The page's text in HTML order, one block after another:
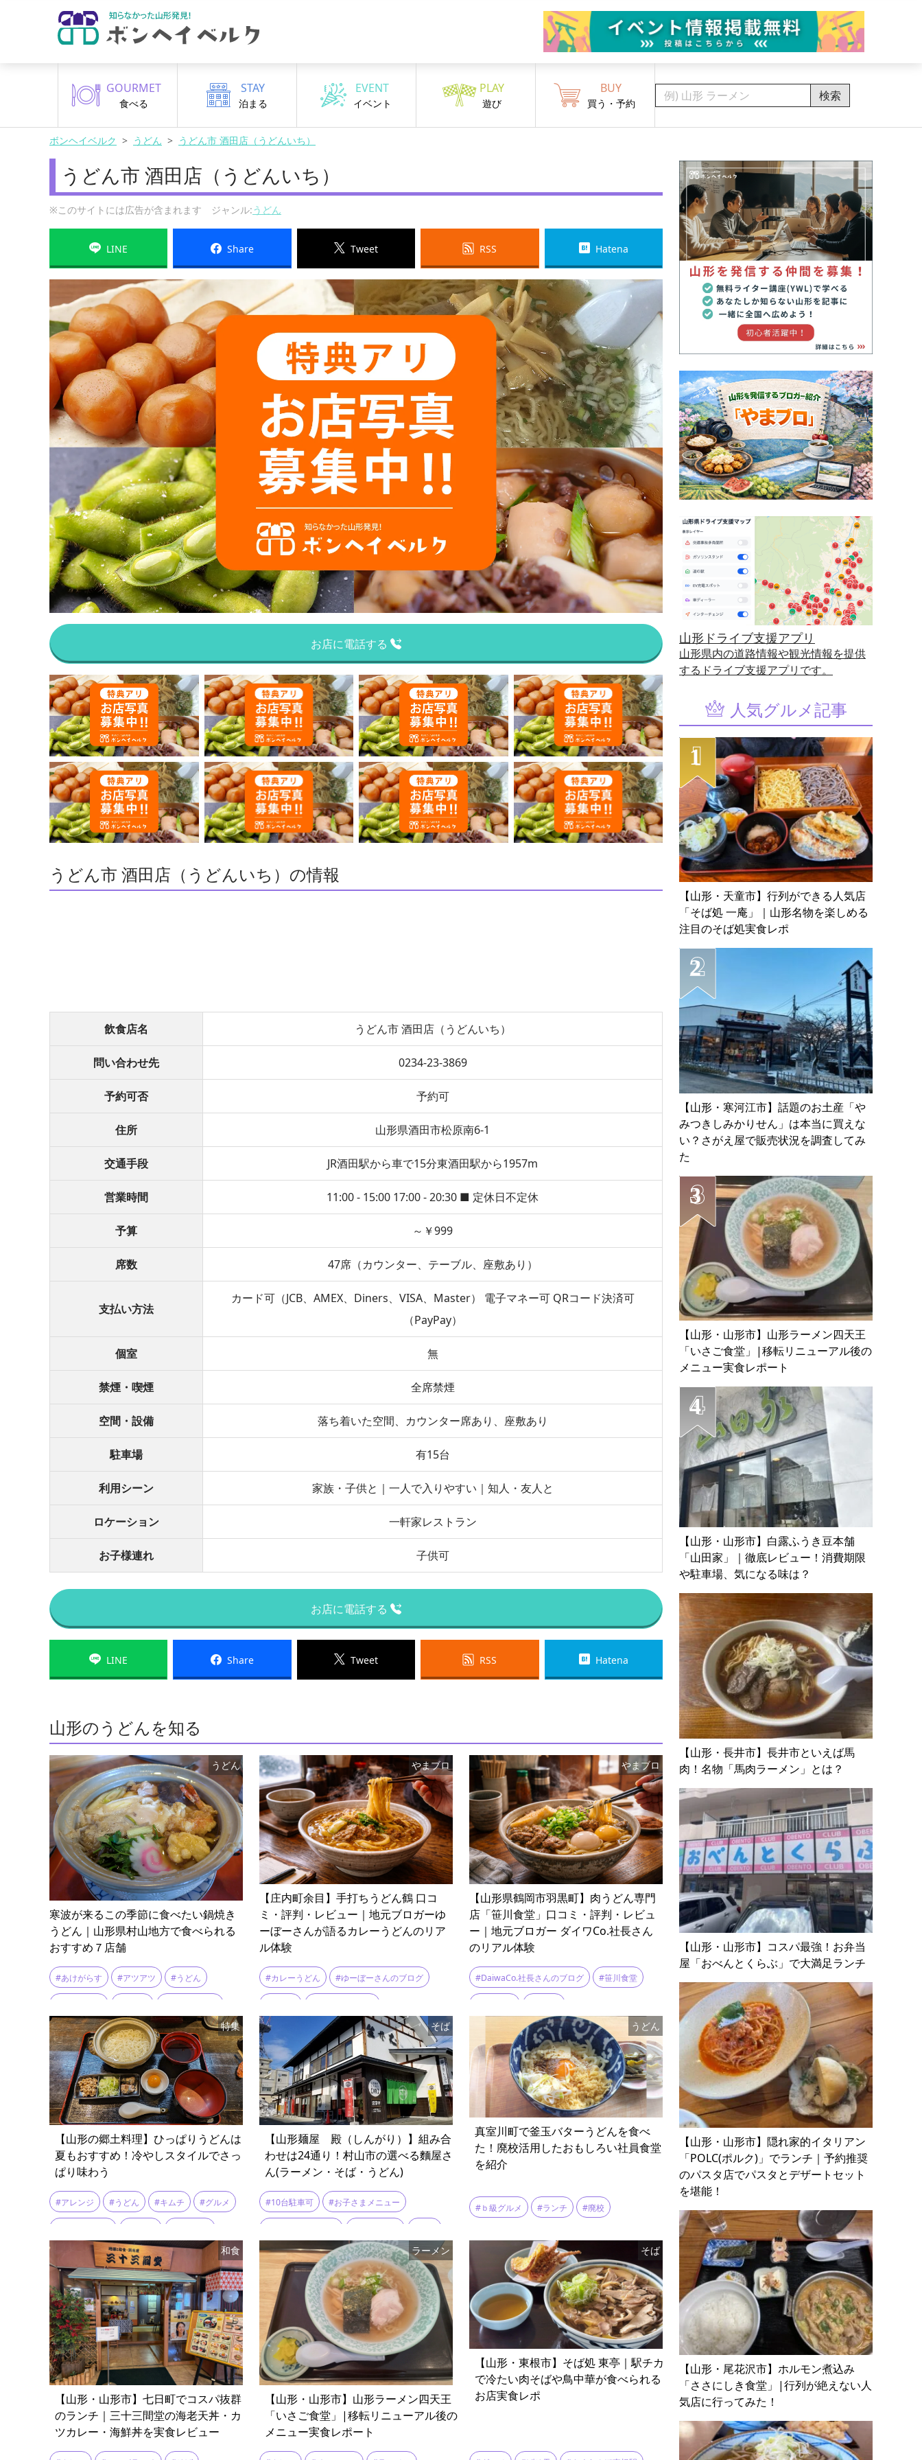
GOURMET
食べる
STAY
泊まる
EVENT
イベント
PLAY
遊び
BUY
買う・予約
検索
ボンヘイベルク うどん うどん市 酒田店（うどんいち）
うどん市 酒田店（うどんいち）
※このサイトには広告が含まれます ジャンル:うどん
LINE Share Tweet RSS Hatena
お店に電話する
うどん市 酒田店（うどんいち）の情報
飲食店名 うどん市 酒田店（うどんいち）
問い合わせ先 0234-23-3869
予約可否 予約可
住所 山形県酒田市松原南6-1
交通手段 JR酒田駅から車で15分東酒田駅から1957m
営業時間 11:00 - 15:00 17:00 - 20:30 ■ 定休日不定休
予算 ～￥999
席数 47席（カウンター、テーブル、座敷あり）
支払い方法
カード可（JCB、AMEX、Diners、VISA、Master） 電子マネー可 QRコード決済可
（PayPay）
個室 無
禁煙・喫煙 全席禁煙
空間・設備 落ち着いた空間、カウンター席あり、座敷あり
駐車場 有15台
利用シーン 家族・子供と｜一人で入りやすい｜知人・友人と
ロケーション 一軒家レストラン
お子様連れ 子供可
お店に電話する
LINE Share Tweet RSS Hatena
山形のうどんを知る
寒波が来るこの季節に食べたい鍋焼き
うどん｜山形県村山地方で食べられる
おすすめ７店舗
うどん
#あけがらす #アツアツ #うどん
#寿ゞ㐂総本店山下食堂 #手打ちうどん
#明烏 #東根温泉 #極太麵 #正平食堂
#蕎麦処みねた #鍋焼き #鍋焼きうどん
【庄内町余目】手打ちうどん鶴 口コ
ミ・評判・レビュー｜地元ブロガーゆ
ーぼーさんが語るカレーうどんのリア
ル体験
やまブロ
#カレーうどん #ゆーぼーさんのブログ
【山形県鶴岡市羽黒町】肉うどん専門
店「笹川食堂」口コミ・評判・レビュ
ー｜地元ブロガー ダイワCo.社長さん
のリアル体験
やまブロ
#DaiwaCo.社長さんのブログ #笹川食堂
【山形の郷土料理】ひっぱりうどんは
夏もおすすめ！冷やしスタイルでさっ
ぱり味わう
特集
#アレンジ #うどん #キムチ #グルメ
#ひっぱりうどん #レシピ
#中華麺 #乾麺 #冬の風物詩 #卵
#地元グルメ #大葉 #山形グルメ
#山形名物 #栄養 #清涼感 #納豆
#郷土料理 #鍋
【山形麺屋 殿（しんがり）】組み合
わせは24通り！村山市の選べる麵屋さ
ん(ラーメン・そば・うどん)
そば
#10台駐車可 #お子さまメニュー
#テーブル #ラーメン #ランチ
#中太麺 #冷たい鶏そば #冷やし鶏中華
#合盛 #塩ラーメン #山菜うどん
#山菜そば #座敷席 #牛そば #肉そば
#豚中華 #辛ガリ中華 #選べるメニュー
真室川町で釜玉バターうどんを食べ
た！廃校活用したおもしろい社員食堂
を紹介
うどん
#ｂ級グルメ #ランチ #廃校
【山形・山形市】七日町でコスパ抜群
のランチ｜三十三間堂の海老天丼・カ
ツカレー・海鮮丼を実食レビュー
和食
【山形・山形市】山形ラーメン四天王
「いさご食堂」|移転リニューアル後の
メニュー実食レポート
ラーメン
【山形・東根市】そば処 東亭｜駅チカ
で冷たい肉そばや鳥中華が食べられる
お店実食レポ
そば
山形ドライブ支援アプリ
山形県内の道路情報や観光情報を提供
するドライブ支援アプリです。
人気グルメ記事
【山形・天童市】行列ができる人気店
「そば処 一庵」｜山形名物を楽しめる
注目のそば処実食レポ
【山形・寒河江市】話題のお土産「や
みつきしみかりせん」は本当に買えな
い？さがえ屋で販売状況を調査してみ
た
【山形・山形市】山形ラーメン四天王
「いさご食堂」|移転リニューアル後の
メニュー実食レポート
【山形・山形市】白露ふうき豆本舗
「山田家」｜徹底レビュー！消費期限
や駐車場、気になる味は？
【山形・長井市】長井市といえば馬
肉！名物「馬肉ラーメン」とは？
【山形・山形市】コスパ最強！お弁当
屋「おべんとくらぶ」で大満足ランチ
【山形・山形市】隠れ家的イタリアン
「POLC(ポルク)」でランチ｜予約推奨
のパスタ店でパスタとデザートセット
を堪能！
【山形・尾花沢市】ホルモン煮込み
「ささにしき食堂」|行列が絶えない人
気店に行ってみた！